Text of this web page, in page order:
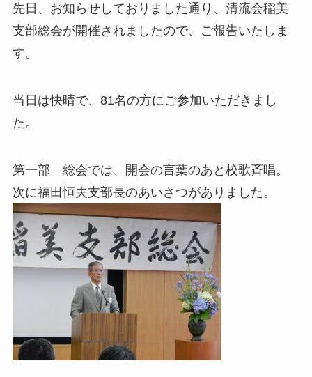
先日、お知らせしておりました通り、清流会稲美
支部総会が開催されましたので、ご報告いたしま
す。
当日は快晴で、81名の方にご参加いただきまし
た。
第一部 総会では、開会の言葉のあと校歌斉唱。
次に福田恒夫支部長のあいさつがありました。